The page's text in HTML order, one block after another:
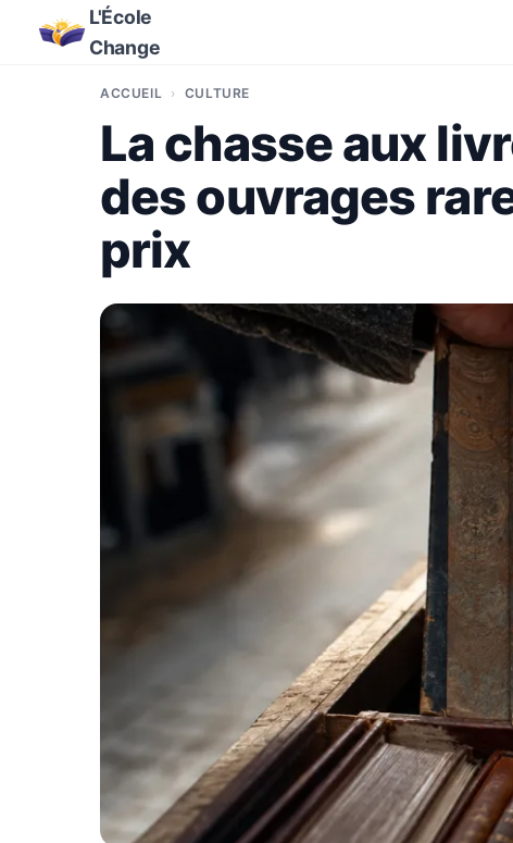
L'École
Change
ACCUEIL CULTURE
La chasse aux
des ouvrages
prix